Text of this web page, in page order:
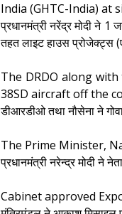
India (GHTC-India) at
प्रधानमंत्री नरेंद्र मोदी ने
तहत लाइट हाउस प्रोजेक्ट्स
The DRDO along
38SD aircraft off the
डीआरडीओ तथा नौसेना ने
The Prime Minister,
प्रधानमंत्री नरेन्द्र मोदी ने
Cabinet approved